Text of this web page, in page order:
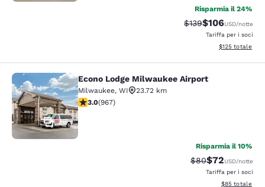
Risparmia il 24%
Tariffa di barratura:
$139Tariffa
$106USD/notte
Tariffa per i soci
Visualizza i
$125 totale
Econo Lodge Milwaukee Airport
25
Econo Lodge Milwaukee Airport
Milwaukee, WI
23.72 km
Valutazione di 2.95 stelle. Discreto. 967 recensioni
3.0(967)
Risparmia il 10%
Tariffa di
$80Tariffa
$72USD/notte
Tariffa per i soci
Visualizza i
$85 totale